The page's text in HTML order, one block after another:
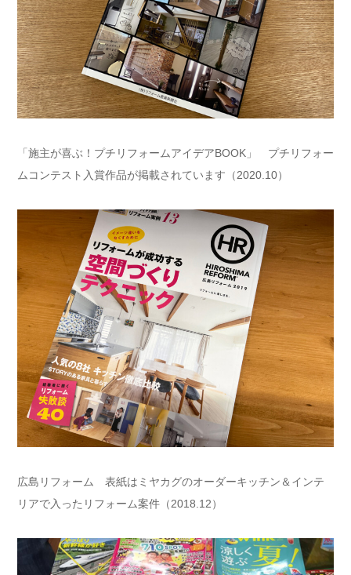
「施主が喜ぶ！プチリフォームアイデアBOOK」 プチリフォー
ムコンテスト入賞作品が掲載されています（2020.10）
広島リフォーム 表紙はミヤカグのオーダーキッチン＆インテ
リアで入ったリフォーム案件（2018.12）